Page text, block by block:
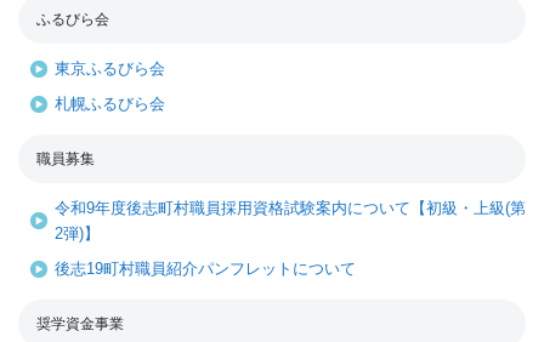
ふるびら会
東京ふるびら会
札幌ふるびら会
職員募集
令和9年度後志町村職員採用資格試験案内について【初級・上級(第
2弾)】
後志19町村職員紹介パンフレットについて
奨学資金事業